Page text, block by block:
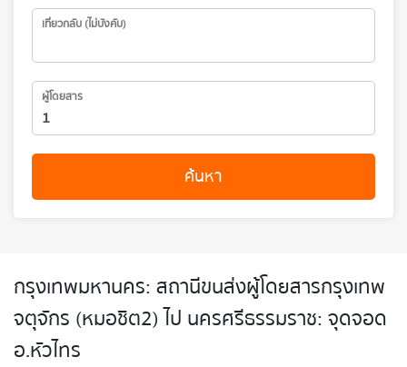
เที่ยวกลับ (ไม่บังคับ)
ผู้โดยสาร
ค้นหา
กรุงเทพมหานคร: สถานีขนส่งผู้โดยสารกรุงเทพ
จตุจักร (หมอชิต2) ไป นครศรีธรรมราช: จุดจอด
อ.หัวไทร